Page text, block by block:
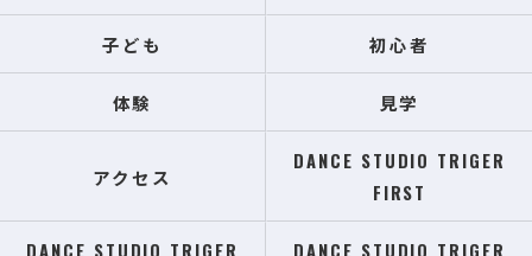
子ども 初心者
体験 見学
アクセス
DANCE STUDIO TRIGER
FIRST
DANCE STUDIO TRIGER
DANCE STUDIO TRIGER